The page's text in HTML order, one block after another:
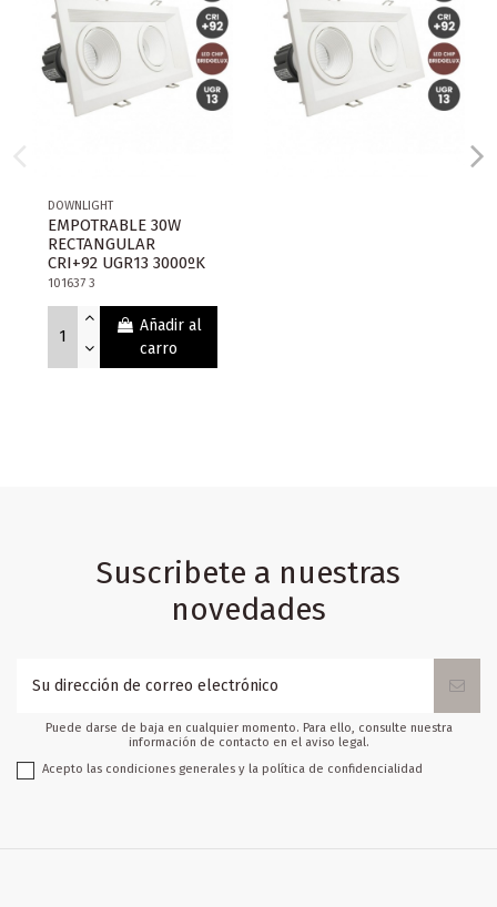
DOWNLIGHT
EMPOTRABLE 30W
RECTANGULAR
CRI+92 UGR13 3000ºK
101637 3
Añadir al
carro
Suscribete a nuestras
novedades
Puede darse de baja en cualquier momento. Para ello, consulte nuestra
información de contacto en el aviso legal.
Acepto las condiciones generales y la política de confidencialidad